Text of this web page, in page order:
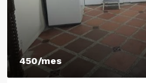
450/mes